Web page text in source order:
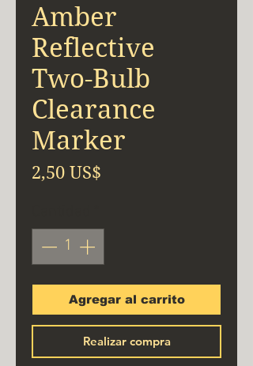
Amber
Reflective
Two-Bulb
Clearance
Marker
2,50 US$
Agregar al carrito
Realizar compra